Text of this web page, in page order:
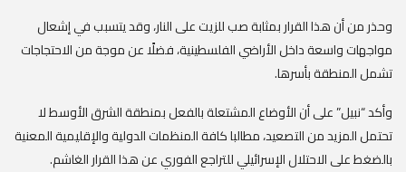
وحذر من أن هذا القرار بمثابة صب للزيت على النار، وقد يتسبب في إشعال
مواجهات واسعة داخل الأراضي الفلسطينية، فضلًا عن موجة من الاحتجاجات
تشمل المنطقة بأسرها.
وأكد “نبيل” على أن الأوضاع المشتعلة بالفعل بمنطقة الشرق الأوسط لا
تحتمل المزيد من التصعيد، مطالبا كافة المنظمات الدولية والإقليمية المعنية
بالضغط على الاحتلال الإسرائيلي للتراجع الفوري عن هذا القرار الغاشم.